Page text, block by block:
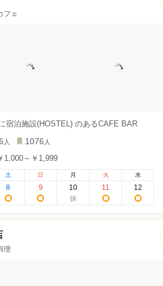
フェ
宿泊施設(HOSTEL) のあるCAFE BAR
人 1076 人
1,000～￥1,999
土
8
日
9
月
10
火
11
水
12
理